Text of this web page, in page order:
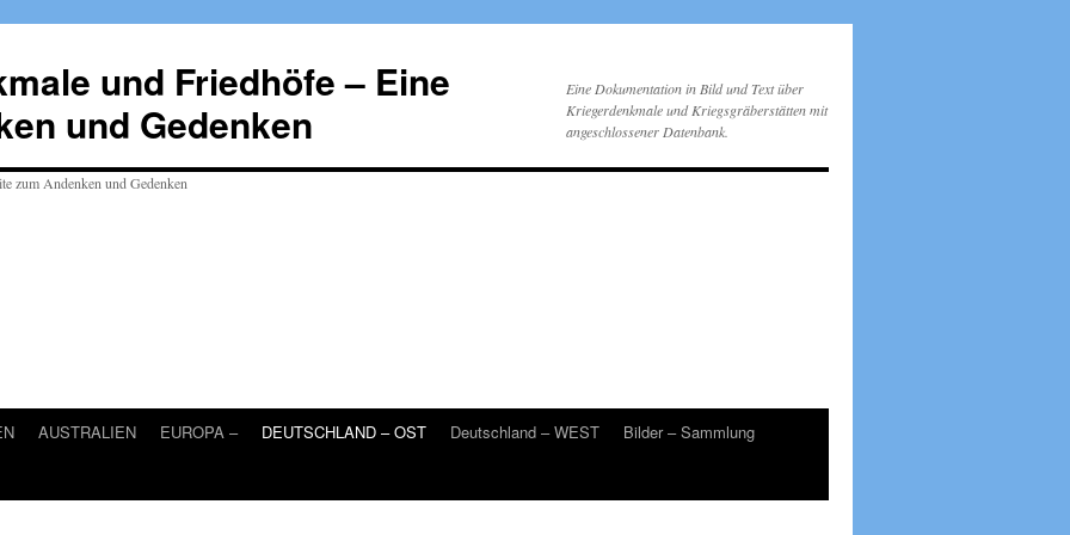
und Friedhöfe – Eine
und Gedenken
Eine Dokumentation in Bild und Text über
Kriegerdenkmale und Kriegsgräberstätten mit
angeschlossener Datenbank.
AUSTRALIEN EUROPA – DEUTSCHLAND – OST Deutschland – WEST
Bilder – Sammlung